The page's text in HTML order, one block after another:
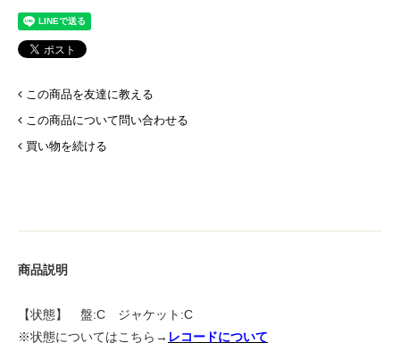
この商品を友達に教える
この商品について問い合わせる
買い物を続ける
商品説明
【状態】 盤:C ジャケット:C
※状態についてはこちら→ レコードについて